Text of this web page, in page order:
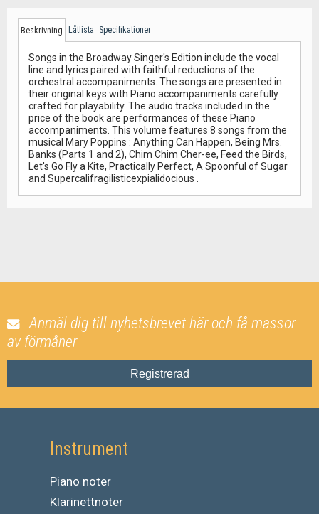
Beskrivning Låtlista Specifikationer
Songs in the Broadway Singer's Edition include the vocal
line and lyrics paired with faithful reductions of the
orchestral accompaniments. The songs are presented in
their original keys with Piano accompaniments carefully
crafted for playability. The audio tracks included in the
price of the book are performances of these Piano
accompaniments. This volume features 8 songs from the
musical Mary Poppins : Anything Can Happen, Being Mrs.
Banks (Parts 1 and 2), Chim Chim Cher-ee, Feed the Birds,
Let's Go Fly a Kite, Practically Perfect, A Spoonful of Sugar
and Supercalifragilisticexpialidocious .
Anmäl dig till nyhetsbrevet här och få massor
av förmåner
Registrerad
Instrument
Piano noter
Klarinettnoter